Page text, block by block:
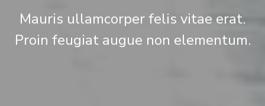
Mauris ullamcorper felis vitae erat.
Proin feugiat augue non elementum.